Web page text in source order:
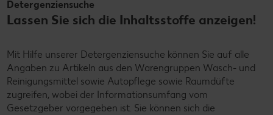
Detergenziensuche
Lassen Sie sich die Inhaltsstoffe anzeigen!
Mit Hilfe unserer Detergenziensuche können Sie auf alle
Angaben zu Artikeln aus den Warengruppen Wasch- und
Reinigungsmittel sowie Autopflege sowie Raumdüfte
zugreifen, wobei der Informationsumfang vom
Gesetzgeber vorgegeben ist. Sie können sich die